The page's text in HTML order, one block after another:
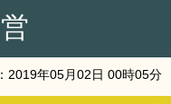
2019年05月02日 00時05分